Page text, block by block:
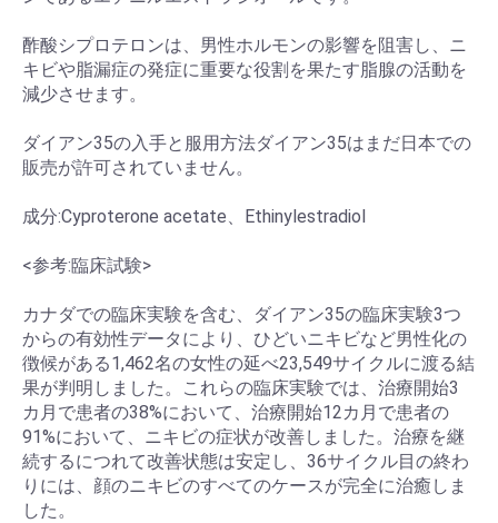
お買い物を続ける カートへ進む
酢酸シプロテロンは、男性ホルモンの影響を阻害し、ニ
キビや脂漏症の発症に重要な役割を果たす脂腺の活動を
減少させます。
ダイアン35の入手と服用方法ダイアン35はまだ日本での
販売が許可されていません。
成分:Cyproterone acetate、Ethinylestradiol
<参考:臨床試験>
カナダでの臨床実験を含む、ダイアン35の臨床実験3つ
からの有効性データにより、ひどいニキビなど男性化の
徴候がある1,462名の女性の延べ23,549サイクルに渡る結
果が判明しました。これらの臨床実験では、治療開始3
カ月で患者の38%において、治療開始12カ月で患者の
91%において、ニキビの症状が改善しました。治療を継
続するにつれて改善状態は安定し、36サイクル目の終わ
りには、顔のニキビのすべてのケースが完全に治癒しま
した。